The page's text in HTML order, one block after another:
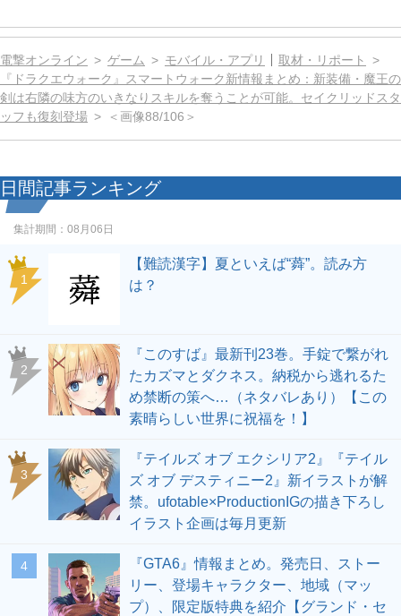
電撃オンライン ゲーム モバイル・アプリ
取材・リポート
『ドラクエウォーク』スマートウォーク新情報まとめ：新装備・魔王の
剣は右隣の味方のいきなりスキルを奪うことが可能。セイクリッドスタ
ッフも復刻登場
＜画像88/106＞
日間記事ランキング
集計期間： 08月06日
1
【難読漢字】夏といえば“蕣”。読み方
は？
2
『このすば』最新刊23巻。手錠で繋がれ
たカズマとダクネス。納税から逃れるた
め禁断の策へ…（ネタバレあり）【この
素晴らしい世界に祝福を！】
3
『テイルズ オブ エクシリア2』『テイル
ズ オブ デスティニー2』新イラストが解
禁。ufotable×ProductionIGの描き下ろし
イラスト企画は毎月更新
4
『GTA6』情報まとめ。発売日、ストー
リー、登場キャラクター、地域（マッ
プ）、限定版特典を紹介【グランド・セ